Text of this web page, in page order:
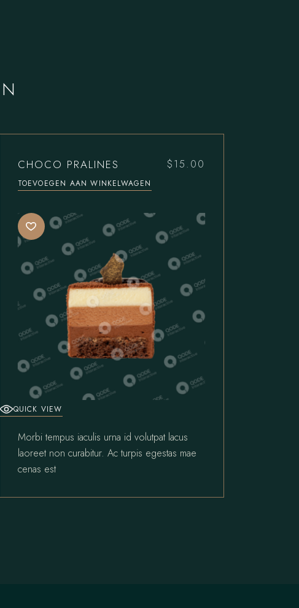
CHOCO PRALINES $15.00
TOEVOEGEN AAN WINKELWAGEN
QUICK VIEW
Morbi tempus iaculis urna id volutpat lacus
laoreet non curabitur. Ac turpis egestas mae
cenas est